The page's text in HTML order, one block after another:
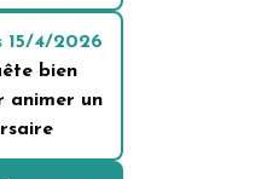
15/4/2026
bien
animer un